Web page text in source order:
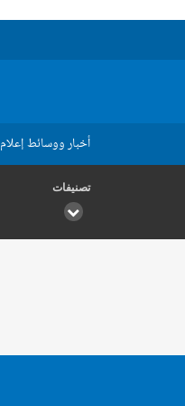
أخبار ووسائط إعلام
تصنيفات